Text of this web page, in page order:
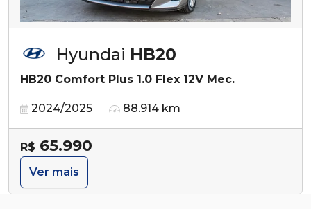
Hyundai HB20
HB20 Comfort Plus 1.0 Flex 12V Mec.
2024/2025 88.914 km
R$ 65.990
Ver mais